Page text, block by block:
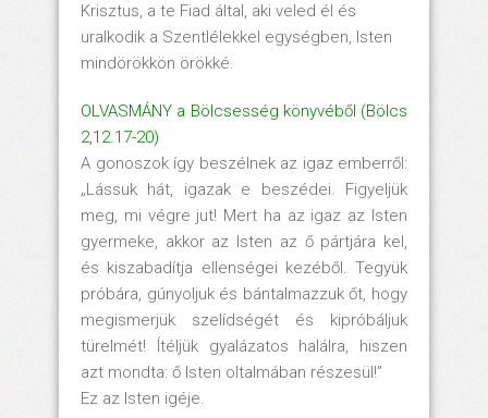
Krisztus, a te Fiad által, aki veled él és
uralkodik a Szentlélekkel egységben, Isten
mindörökkön örökké.
OLVASMÁNY a Bölcsesség könyvéből (Bölcs
2,12.17-20)
A gonoszok így beszélnek az igaz emberről:
„Lássuk hát, igazak e beszédei. Figyeljük
meg, mi végre jut! Mert ha az igaz az Isten
gyermeke, akkor az Isten az ő pártjára kel,
és kiszabadítja ellenségei kezéből. Tegyük
próbára, gúnyoljuk és bántalmazzuk őt, hogy
megismerjük szelídségét és kipróbáljuk
türelmét! Ítéljük gyalázatos halálra, hiszen
azt mondta: ő Isten oltalmában részesül!”
Ez az Isten igéje.